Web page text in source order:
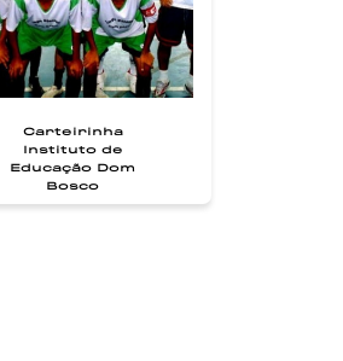
Carteirinha
Instituto de
Educação Dom
Bosco